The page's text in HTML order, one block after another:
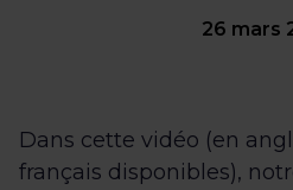
26 mars
Dans cette vidéo (en
français disponibles),